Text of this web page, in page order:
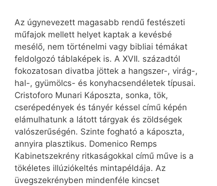
Az úgynevezett magasabb rendű festészeti
műfajok mellett helyet kaptak a kevésbé
mesélő, nem történelmi vagy bibliai témákat
feldolgozó táblaképek is. A XVII. századtól
fokozatosan divatba jöttek a hangszer-, virág-,
hal-, gyümölcs- és konyhacsendéletek típusai.
Cristoforo Munari Káposzta, sonka, tök,
cserépedények és tányér késsel című képén
elámulhatunk a látott tárgyak és zöldségek
valószerűségén. Szinte fogható a káposzta,
annyira plasztikus. Domenico Remps
Kabinetszekrény ritkaságokkal című műve is a
tökéletes illúziókeltés mintapéldája. Az
üvegszekrényben mindenféle kincset